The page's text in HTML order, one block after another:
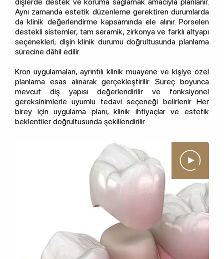
Aynı zamanda estetik düzenleme gerektiren durumlarda
da klinik değerlendirme kapsamında ele alınır. Porselen
destekli sistemler, tam seramik, zirkonya ve farklı altyapı
seçenekleri; dişin klinik durumu doğrultusunda planlama
sürecine dâhil edilir.
Kron uygulamaları, ayrıntılı klinik muayene ve kişiye özel
planlama esas alınarak gerçekleştirilir. Süreç boyunca
mevcut diş yapısı değerlendirilir ve fonksiyonel
gereksinimlerle uyumlu tedavi seçeneği belirlenir. Her
birey için uygulama planı, klinik ihtiyaçlar ve estetik
beklentiler doğrultusunda şekillendirilir.